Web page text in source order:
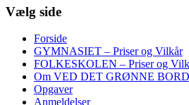
Vælg side
Forside
GYMNASIET – Priser og Vilkår
FOLKESKOLEN – Priser og
Om VED DET GRØNNE BORD
Opgaver
Anmeldelser